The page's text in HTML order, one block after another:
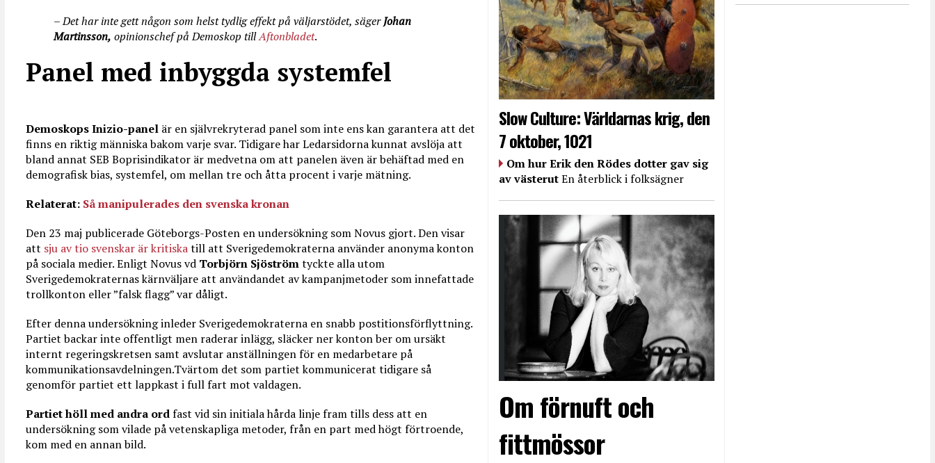
– Det har inte gett någon som helst tydlig effekt på väljarstödet, sägerJohan
Martinsson, opinionschef på Demoskop tillAftonbladet.
Panel med inbyggda systemfel
Demoskops Inizio-panel är en självrekryterad panel som inte ens kan garantera att det
finns en riktig människa bakom varje svar. Tidigare har Ledarsidorna kunnat avslöja att
bland annat SEB Boprisindikator är medvetna om att panelen även är behäftad med en
demografisk bias, systemfel, om mellan tre och åtta procent i varje mätning.
Relaterat: Så manipulerades den svenska kronan
Den 23 maj publicerade Göteborgs-Posten en undersökning som Novus gjort. Den visar
att sju av tio svenskar är kritiskatill att Sverigedemokraterna använder anonyma konton
på sociala medier. Enligt Novus vd Torbjörn Sjöströmtyckte alla utom
Sverigedemokraternas kärnväljare att användandet av kampanjmetoder som innefattade
trollkonton eller ”falsk flagg” var dåligt.
Efter denna undersökning inleder Sverigedemokraterna en snabb postitionsförflyttning.
Partiet backar inte offentligt men raderar inlägg, släcker ner konton ber om ursäkt
internt regeringskretsen samt avslutar anställningen för en medarbetare på
kommunikationsavdelningen.Tvärtom det som partiet kommunicerat tidigare så
genomför partiet ett lappkast i full fart mot valdagen.
Partiet höll med andra ordfast vid sin initiala hårda linje fram tills dess att en
undersökning som vilade på vetenskapliga metoder, från en part med högt förtroende,
kom med en annan bild.
Slow Culture: Världarnas krig, den
7 oktober, 1021
Om hur Erik den Rödes dotter gav sig
av västerutEn återblick i folksägner
Om förnuft och
fittmössor